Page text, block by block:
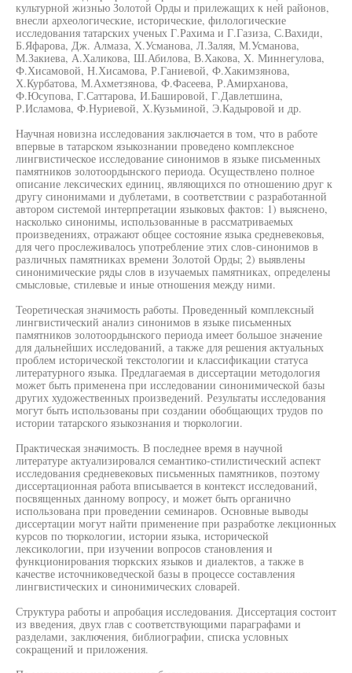
культурной жизнью Золотой Орды и прилежащих к ней районов,
внесли археологические, исторические, филологические
исследования татарских ученых Г.Рахима и Г.Газиза, С.Вахиди,
Б.Яфарова, Дж. Алмаза, Х.Усманова, Л.Заляя, М.Усманова,
М.Закиева, А.Халикова, Ш.Абилова, В.Хакова, X. Миннегулова,
Ф.Хисамовой, Н.Хисамова, Р.Ганиевой, Ф.Хакимзянова,
Х.Курбатова, М.Ахметзянова, Ф.Фасеева, Р.Амирханова,
Ф.Юсупова, Г.Саттарова, И.Башировой, Г.Давлетшина,
Р.Исламова, Ф.Нуриевой, Х.Кузьминой, Э.Кадыровой и др.
Научная новизна исследования заключается в том, что в работе
впервые в татарском языкознании проведено комплексное
лингвистическое исследование синонимов в языке письменных
памятников золотоордынского периода. Осуществлено полное
описание лексических единиц, являющихся по отношению друг к
другу синонимами и дублетами, в соответствии с разработанной
автором системой интерпретации языковых фактов: 1) выяснено,
насколько синонимы, использованные в рассматриваемых
произведениях, отражают общее состояние языка средневековья,
для чего прослеживалось употребление этих слов-синонимов в
различных памятниках времени Золотой Орды; 2) выявлены
синонимические ряды слов в изучаемых памятниках, определены
смысловые, стилевые и иные отношения между ними.
Теоретическая значимость работы. Проведенный комплексный
лингвистический анализ синонимов в языке письменных
памятников золотоордынского периода имеет большое значение
для дальнейших исследований, а также для решения актуальных
проблем исторической текстологии и классификации статуса
литературного языка. Предлагаемая в диссертации методология
может быть применена при исследовании синонимической базы
других художественных произведений. Результаты исследования
могут быть использованы при создании обобщающих трудов по
истории татарского языкознания и тюркологии.
Практическая значимость. В последнее время в научной
литературе актуализировался семантико-стилистический аспект
исследования средневековых письменных памятников, поэтому
диссертационная работа вписывается в контекст исследований,
посвященных данному вопросу, и может быть органично
использована при проведении семинаров. Основные выводы
диссертации могут найти применение при разработке лекционных
курсов по тюркологии, истории языка, исторической
лексикологии, при изучении вопросов становления и
функционирования тюркских языков и диалектов, а также в
качестве источниковедческой базы в процессе составления
лингвистических и синонимических словарей.
Структура работы и апробация исследования. Диссертация состоит
из введения, двух глав с соответствующими параграфами и
разделами, заключения, библиографии, списка условных
сокращений и приложения.